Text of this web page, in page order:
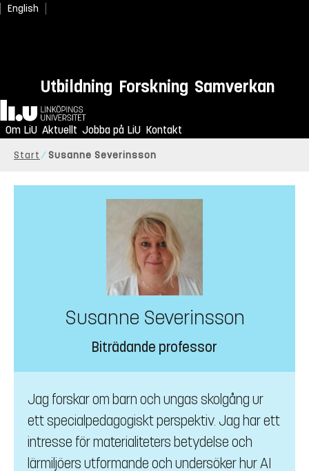
English
Utbildning Forskning Samverkan
Hem
Om LiU Aktuellt Jobba på LiU Kontakt
Start Susanne Severinsson
Susanne Severinsson
Biträdande professor
Jag forskar om barn och ungas skolgång ur
ett specialpedagogiskt perspektiv. Jag har ett
intresse för materialiteters betydelse och
lärmiljöers utformande och undersöker hur AI